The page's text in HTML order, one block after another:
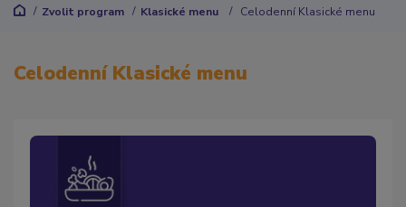
Zvolit program Klasické menu Celodenní Klasické menu
Celodenní Klasické menu